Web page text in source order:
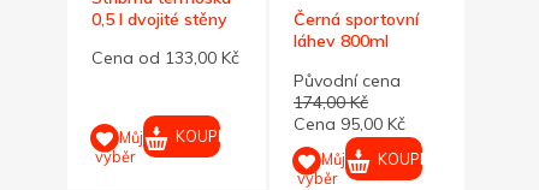
0,5 l dvojité stěny
Cena od 133,00 Kč
Můj
výběr
KOUPIT
Černá sportovní
láhev 800ml
Původní cena
174,00 Kč
Cena 95,00 Kč
Můj
výběr
KOUPIT